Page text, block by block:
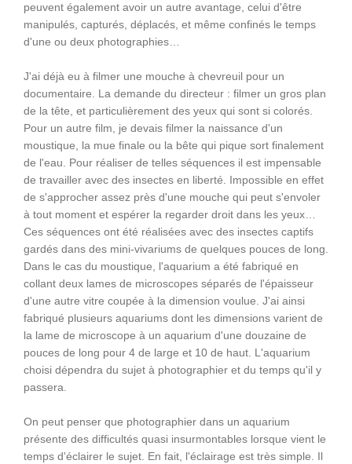
peuvent également avoir un autre avantage, celui d'être
manipulés, capturés, déplacés, et même confinés le temps
d'une ou deux photographies…
J'ai déjà eu à filmer une mouche à chevreuil pour un
documentaire. La demande du directeur : filmer un gros plan
de la tête, et particulièrement des yeux qui sont si colorés.
Pour un autre film, je devais filmer la naissance d'un
moustique, la mue finale ou la bête qui pique sort finalement
de l'eau. Pour réaliser de telles séquences il est impensable
de travailler avec des insectes en liberté. Impossible en effet
de s'approcher assez près d'une mouche qui peut s'envoler
à tout moment et espérer la regarder droit dans les yeux…
Ces séquences ont été réalisées avec des insectes captifs
gardés dans des mini-vivariums de quelques pouces de long.
Dans le cas du moustique, l'aquarium a été fabriqué en
collant deux lames de microscopes séparés de l'épaisseur
d'une autre vitre coupée à la dimension voulue. J'ai ainsi
fabriqué plusieurs aquariums dont les dimensions varient de
la lame de microscope à un aquarium d'une douzaine de
pouces de long pour 4 de large et 10 de haut. L'aquarium
choisi dépendra du sujet à photographier et du temps qu'il y
passera.
On peut penser que photographier dans un aquarium
présente des difficultés quasi insurmontables lorsque vient le
temps d'éclairer le sujet. En fait, l'éclairage est très simple. Il